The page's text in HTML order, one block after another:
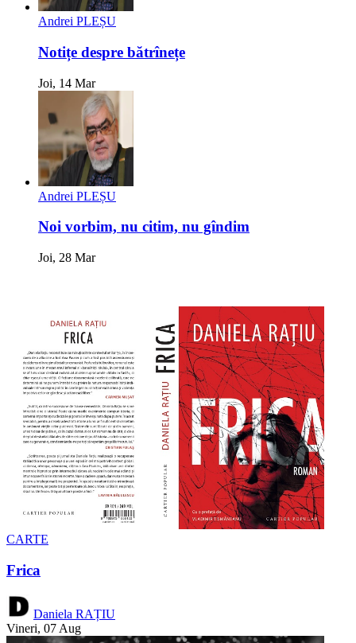
Andrei PLEȘU
Notițe despre bătrînețe
Joi, 14 Mar
Andrei PLEȘU
Noi vorbim, nu citim, nu gîndim
Joi, 28 Mar
CARTE
Frica
Daniela RAȚIU
Vineri, 07 Aug